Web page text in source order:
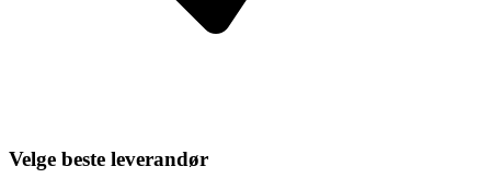
Velge beste leverandør